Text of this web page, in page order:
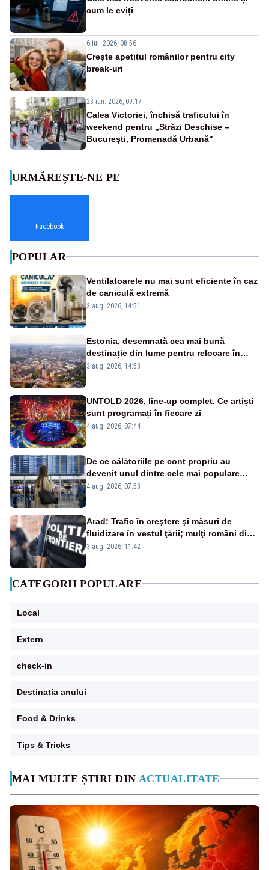
cum le eviți
6 iul. 2026, 08:56
Crește apetitul românilor pentru city
break-uri
23 iun. 2026, 09:17
Calea Victoriei, închisă traficului în
weekend pentru „Străzi Deschise –
București, Promenadă Urbană"
MAI MULTE ȘTIRI DIN ACTUALITATE
URMĂREȘTE-NE PE
Facebook
POPULAR
Ventilatoarele nu mai sunt eficiente în caz
de caniculă extremă
3 aug. 2026, 14:51
Estonia, desemnată cea mai bună
destinație din lume pentru relocare în
2026
3 aug. 2026, 14:58
UNTOLD 2026, line-up complet. Ce artiști
sunt programați în fiecare zi
4 aug. 2026, 07:44
De ce călătoriile pe cont propriu au
devenit unul dintre cele mai populare
trenduri în 2026
4 aug. 2026, 07:58
Arad: Trafic în creştere şi măsuri de
fluidizare în vestul ţării; mulţi români din
Europa vin în concedii
3 aug. 2026, 11:42
CATEGORII POPULARE
Local
Extern
check-in
Destinatia anului
Food & Drinks
Tips & Tricks